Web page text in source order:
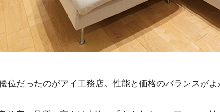
位だったのがアイ工務店。性能と価格のバランスが